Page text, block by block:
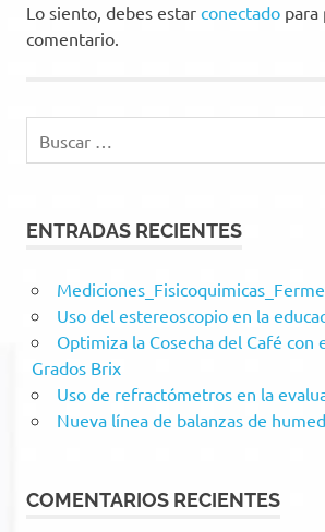
Lo siento, debes estar conectado para
comentario.
ENTRADAS RECIENTES
Uso del estereoscopio en la
Optimiza la Cosecha del Café con
Grados Brix
Uso de refractómetros en la
Nueva línea de balanzas de
COMENTARIOS RECIENTES